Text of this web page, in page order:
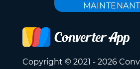
MAINTENANT
Copyright © 2021 - 2026